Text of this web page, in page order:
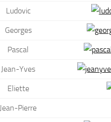
Ludovic
Georges
Pascal
Jean-Yves
Eliette
Jean-Pierre